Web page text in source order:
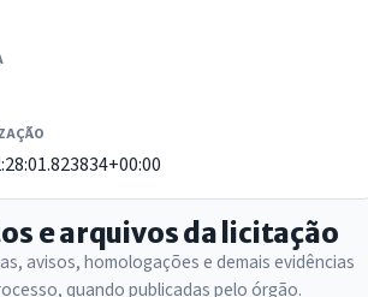
e arquivos da licitação
avisos, homologações e demais evidências
quando publicadas pelo órgão.